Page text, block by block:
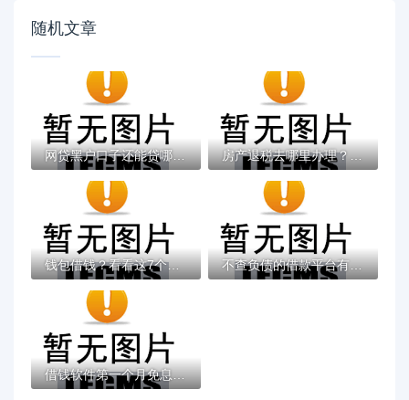
随机文章
网贷黑户口子还能贷哪些？这些渠道或许能解... 房产退税去哪里办理？详解退税流程、材料及...
钱包借钱？看看这7个借钱最好的平台怎么样 不查负债的借款平台有哪些？百分百通过技巧...
借钱软件第一个月免息的有哪些？实测靠谱平...